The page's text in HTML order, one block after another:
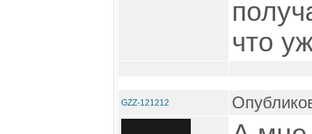
что
GZZ-121212